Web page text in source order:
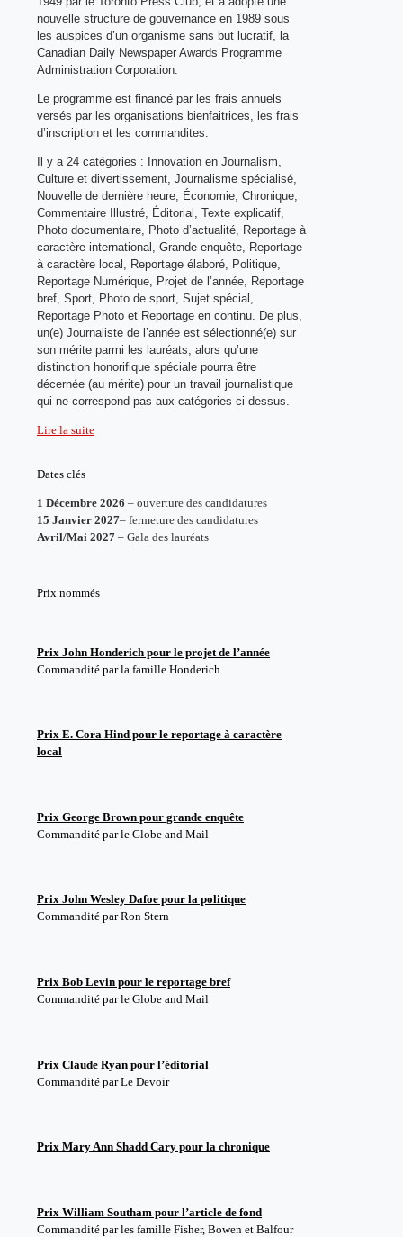
nouvelle structure de gouvernance en 1989 sous
les auspices d’un organisme sans but lucratif, la
Canadian Daily Newspaper Awards Programme
Administration Corporation.
Le programme est financé par les frais annuels
versés par les organisations bienfaitrices, les frais
d’inscription et les commandites.
Il y a 24 catégories : Innovation en Journalism,
Culture et divertissement, Journalisme spécialisé,
Nouvelle de dernière heure, Économie, Chronique,
Commentaire Illustré, Éditorial, Texte explicatif,
Photo documentaire, Photo d’actualité, Reportage à
caractère international, Grande enquête, Reportage
à caractère local, Reportage élaboré, Politique,
Reportage Numérique, Projet de l’année, Reportage
bref, Sport, Photo de sport, Sujet spécial,
Reportage Photo et Reportage en continu. De plus,
un(e) Journaliste de l’année est sélectionné(e) sur
son mérite parmi les lauréats, alors qu’une
distinction honorifique spéciale pourra être
décernée (au mérite) pour un travail journalistique
qui ne correspond pas aux catégories ci-dessus.
Lire la suite
Dates clés
1 Décembre 2026 – ouverture des candidatures
15 Janvier 2027– fermeture des candidatures
Avril/Mai 2027 – Gala des lauréats
Prix nommés
Prix John Honderich pour le projet de l’année
Commandité par la famille Honderich
Prix E. Cora Hind pour le reportage à caractère
local
Prix George Brown pour grande enquête
Commandité par le Globe and Mail
Prix John Wesley Dafoe pour la politique
Commandité par Ron Stern
Prix Bob Levin pour le reportage bref
Commandité par le Globe and Mail
Prix Claude Ryan pour l’éditorial
Commandité par Le Devoir
Prix Mary Ann Shadd Cary pour la chronique
Prix William Southam pour l’article de fond
Commandité par les famille Fisher, Bowen et Balfour